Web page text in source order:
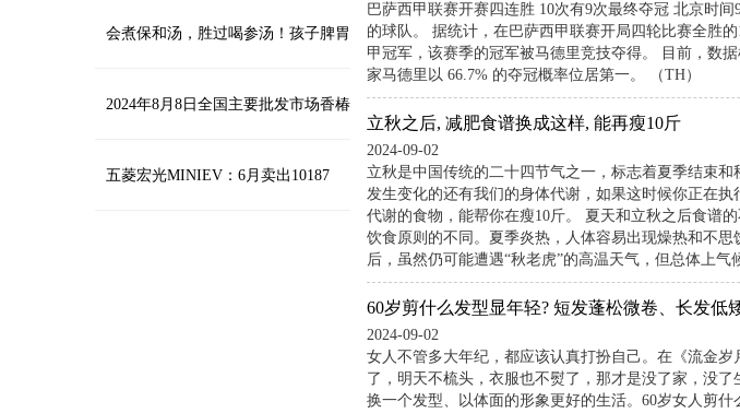
将威廉
会煮保和汤，胜过喝参汤！孩子脾胃
好，积食消，光吃不长、瘦小的孩子
都适用！
2024年8月8日全国主要批发市场香椿
价格行情
五菱宏光MINIEV：6月卖出10187
巴萨西甲联赛开赛四连胜 10次有9次最终夺冠 北京时
的球队。 据统计，在巴萨西甲联赛开局四轮比赛全胜
甲冠军，该赛季的冠军被马德里竞技夺得。 目前，数
家马德里以 66.7% 的夺冠概率位居第一。 （TH）
立秋之后, 减肥食谱换成这样, 能再瘦10斤
2024-09-02
立秋是中国传统的二十四节气之一，标志着夏季结束
发生变化的还有我们的身体代谢，如果这时候你正在
代谢的食物，能帮你在瘦10斤。 夏天和立秋之后食谱
饮食原则的不同。夏季炎热，人体容易出现燥热和不
后，虽然仍可能遭遇“秋老虎”的高温天气，但总体上气
60岁剪什么发型显年轻? 短发蓬松微卷、长发低
2024-09-02
女人不管多大年纪，都应该认真打扮自己。在《流金
了，明天不梳头，衣服也不熨了，那才是没了家，没
换一个发型、以体面的形象更好的生活。60岁女人剪